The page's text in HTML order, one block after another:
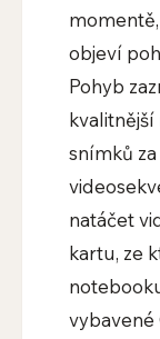
objeví
Pohyb
snímků
natáčet
kartu, ze